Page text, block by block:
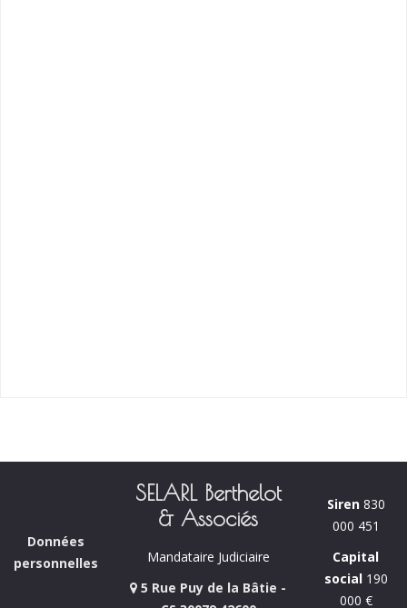
Données
personnelles
SELARL Berthelot
& Associés
Mandataire Judiciaire
5 Rue Puy de la Bâtie -
Siren830
000 451
Capital
social190
000 €